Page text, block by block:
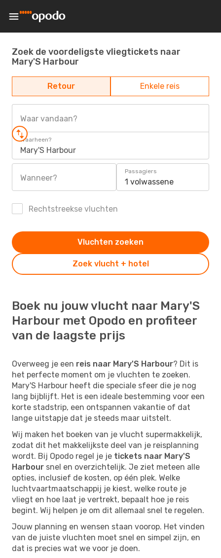
Zoek de voordeligste vliegtickets naar
Mary'S Harbour
Retour Enkele reis
Waar vandaan?
Waarheen?
Mary'S Harbour
Wanneer?
Passagiers
1 volwassene
Rechtstreekse vluchten
Zoek vlucht + hotel
Vluchten zoeken
Boek nu jouw vlucht naar Mary'S
Harbour met Opodo en profiteer
van de laagste prijs
Overweeg je een reis naar Mary'S Harbour? Dit is
het perfecte moment om je vluchten te zoeken.
Mary'S Harbour heeft die speciale sfeer die je nog
lang bijblijft. Het is een ideale bestemming voor een
korte stadstrip, een ontspannen vakantie of dat
lange uitstapje dat je steeds maar uitstelt.
Wij maken het boeken van je vlucht supermakkelijk,
zodat dit het makkelijkste deel van je reisplanning
wordt. Bij Opodo regel je je tickets naar Mary'S
Harbour snel en overzichtelijk. Je ziet meteen alle
opties, inclusief de kosten, op één plek. Welke
luchtvaartmaatschappij je kiest, welke route je
vliegt en hoe laat je vertrekt, bepaalt hoe je reis
begint. Wij helpen je om dit allemaal snel te regelen.
Jouw planning en wensen staan voorop. Het vinden
van de juiste vluchten moet snel en simpel zijn, en
dat is precies wat we voor je doen.